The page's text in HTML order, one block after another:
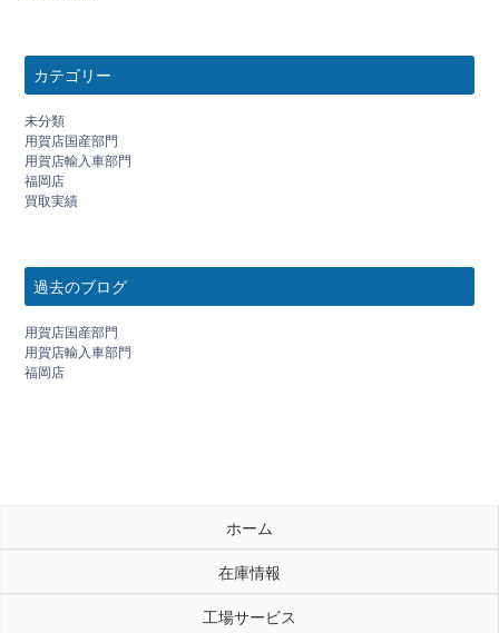
カテゴリー
未分類
用賀店国産部門
用賀店輸入車部門
福岡店
買取実績
過去のブログ
用賀店国産部門
用賀店輸入車部門
福岡店
ホーム
在庫情報
工場サービス